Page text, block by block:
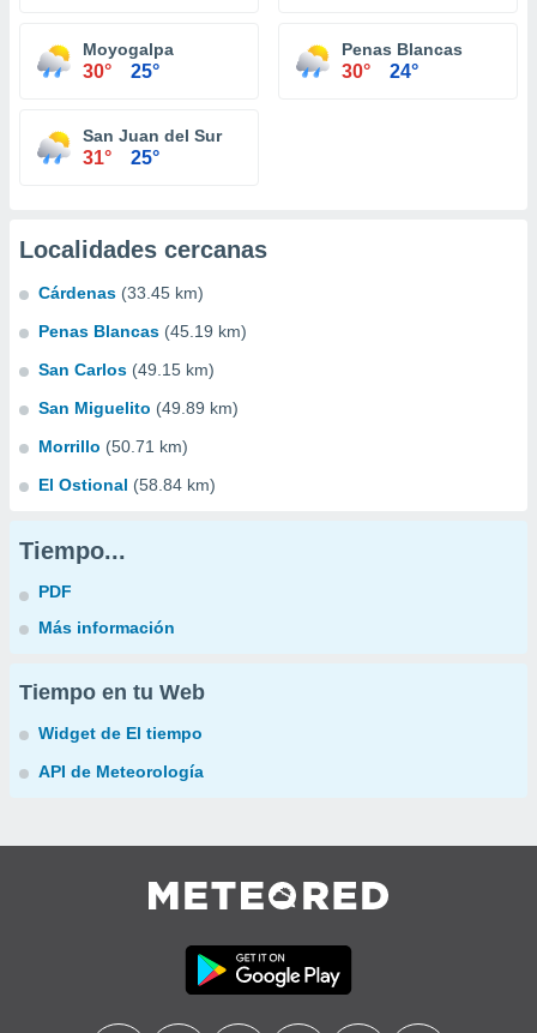
Moyogalpa
30° 25°
Penas Blancas
30° 24°
San Juan del Sur
31° 25°
Localidades cercanas
Cárdenas (33.45 km)
Penas Blancas (45.19 km)
San Carlos (49.15 km)
San Miguelito (49.89 km)
Morrillo (50.71 km)
El Ostional (58.84 km)
Tiempo...
PDF
Más información
Tiempo en tu Web
Widget de El tiempo
API de Meteorología